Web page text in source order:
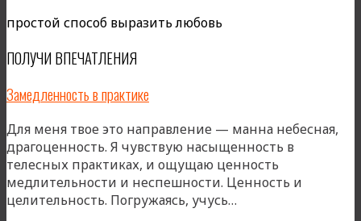
простой способ выразить любовь
ПОЛУЧИ ВПЕЧАТЛЕНИЯ
Замедленность в практике
Для меня твое это направление — манна небесная,
драгоценность. Я чувствую насыщенность в
телесных практиках, и ощущаю ценность
медлительности и неспешности. Ценность и
целительность. Погружаясь, учусь…